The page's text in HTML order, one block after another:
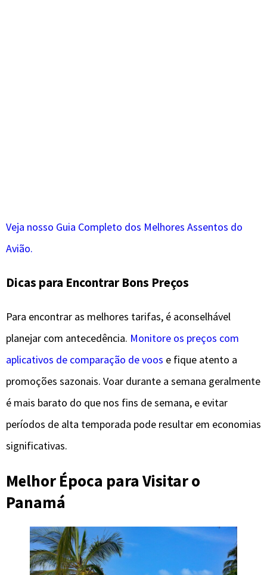
Veja nosso Guia Completo dos Melhores Assentos do
Avião.
Dicas para Encontrar Bons Preços
Para encontrar as melhores tarifas, é aconselhável
planejar com antecedência. Monitore os preços com
aplicativos de comparação de voos e fique atento a
promoções sazonais. Voar durante a semana geralmente
é mais barato do que nos fins de semana, e evitar
períodos de alta temporada pode resultar em economias
significativas.
Melhor Época para Visitar o
Panamá